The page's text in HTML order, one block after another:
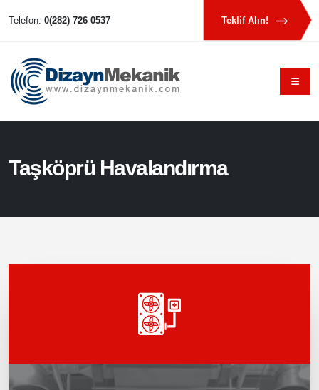
Telefon: 0(282) 726 0537 Teklif Alın!
Taşköprü Havalandırma